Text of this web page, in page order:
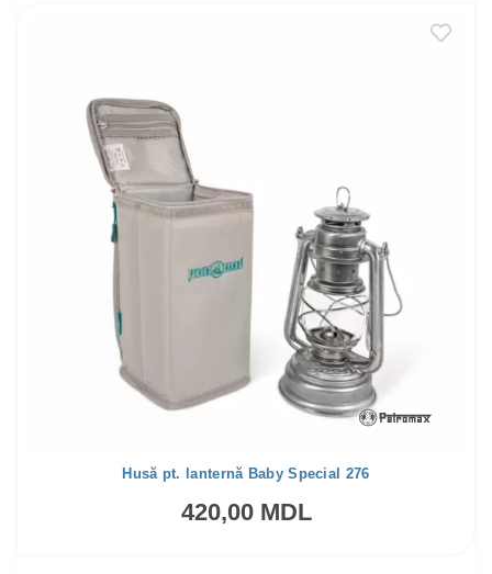
Husă pt. lanternă Baby Special 276
420,00 MDL